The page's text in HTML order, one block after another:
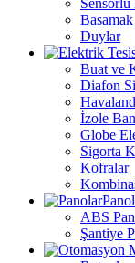
Duylar
Buat ve
Diafon
İzole
Globe
Sigorta
Kofralar
ABS
Şantiye